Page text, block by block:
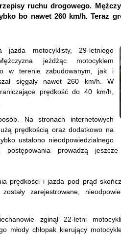
ruchu drogowego.
bo nawet 260 km/h. Teraz
jazda motocyklisty, 29-letniego
jeżdżąc motocyklem
w terenie zabudowanym, jak i
sięgały nawet 260 km/h. W
prędkość do 40 km/h,
Na stronach internetowych
prędkością oraz dodatkowo na
ustalono nieodpowiedzialnego
postępowania prowadzą
prędkości i jazda pod prąd
zarejestrowane,
zginął 22-letni
młody chłopak kierujący